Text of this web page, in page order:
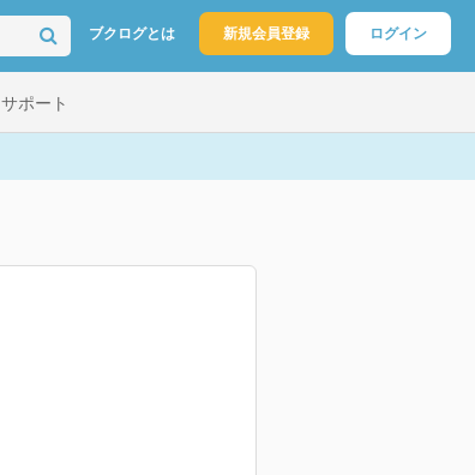
ブクログとは 新規会員登録 ログイン
サポート